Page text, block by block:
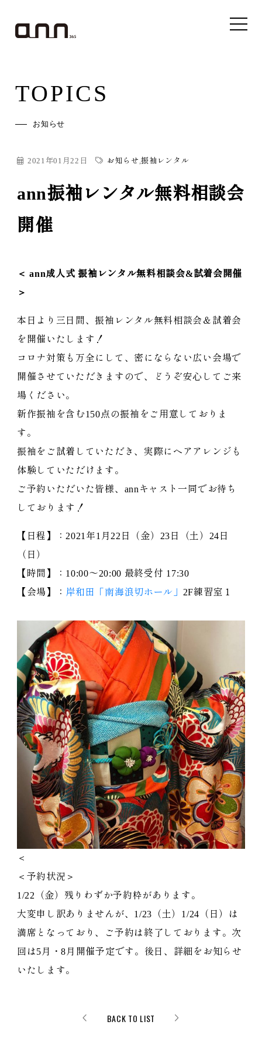
TOPICS
お知らせ
2021年01月22日 お知らせ ,振袖レンタル
ann振袖レンタル無料相談会
開催
＜ ann成人式 振袖レンタル無料相談会&試着会開催
＞
本日より三日間、振袖レンタル無料相談会＆試着会
を開催いたします！
コロナ対策も万全にして、密にならない広い会場で
開催させていただきますので、どうぞ安心してご来
場ください。
新作振袖を含む150点の振袖をご用意しておりま
す。
振袖をご試着していただき、実際にヘアアレンジも
体験していただけます。
ご予約いただいた皆様、annキャスト一同でお待ち
しております！
【日程】： 2021 年1 月 22 日（金） 23 日（土） 24 日
（日）
【時間】： 10:00～20:00 最終受付 17:30
【会場】： 岸和田「南海浪切ホール」 2F練習室１
＜
＜予約状況＞
1/22（金）残りわずか予約枠があります。
大変申し訳ありませんが、1/23（土）1/24（日）は
満席となっており、ご予約は終了しております。次
回は5月・8月開催予定です。後日、詳細をお知らせ
いたします。
BACK TO LIST